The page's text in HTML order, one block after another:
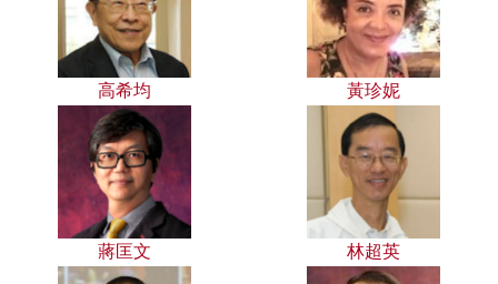
高希均 黃珍妮
蔣匡文 林超英